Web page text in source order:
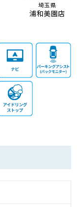
埼玉県
浦和美園店